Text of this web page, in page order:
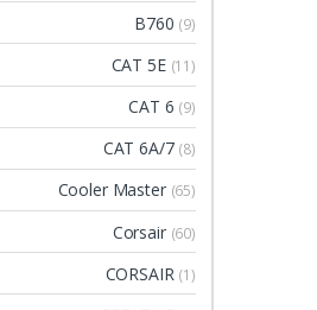
B760 (9)
CAT 5E (11)
CAT 6 (9)
CAT 6A/7 (8)
Cooler Master (65)
Corsair (60)
CORSAIR (1)